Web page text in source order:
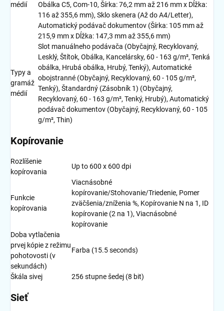
médií
Obálka C5, Com-10, Šírka: 76,2 mm až 216 mm x Dĺžka:
116 až 355,6 mm), Sklo skenera (Až do A4/Letter),
Automatický podávač dokumentov (Šírka: 105 mm až
215,9 mm x Dĺžka: 147,3 mm až 355,6 mm)
Typy a
gramáž
médií
Slot manuálneho podávača (Obyčajný, Recyklovaný,
Lesklý, Štítok, Obálka, Kancelársky, 60 - 163 g/m², Tenká
obálka, Hrubá obálka, Hrubý, Tenký), Automatické
obojstranné (Obyčajný, Recyklovaný, 60 - 105 g/m²,
Tenký), Štandardný (Zásobník 1) (Obyčajný,
Recyklovaný, 60 - 163 g/m², Tenký, Hrubý), Automatický
podávač dokumentov (Obyčajný, Recyklovaný, 60 - 105
g/m², Thin)
Kopírovanie
Rozlíšenie
kopírovania
Up to 600 x 600 dpi
Funkcie
kopírovania
Viacnásobné
kopírovanie/Stohovanie/Triedenie, Pomer
zväčšenia/zníženia %, Kopírovanie N na 1, ID
kopírovanie (2 na 1), Viacnásobné
kopírovanie
Doba vytlačenia
prvej kópie z režimu
pohotovosti (v
sekundách)
Farba (15.5 seconds)
Škála sivej 256 stupne šedej (8 bit)
Sieť